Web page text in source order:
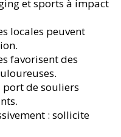
et sports à impact
locales peuvent
favorisent des
port de souliers
: sollicite